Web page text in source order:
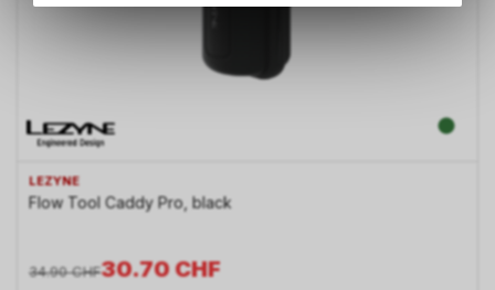
LEZYNE
Flow Tool Caddy Pro, black
30.70CHF
34.90 CHF
Sie, dass die gespeicherten
Daten keinerlei Rückschlüsse